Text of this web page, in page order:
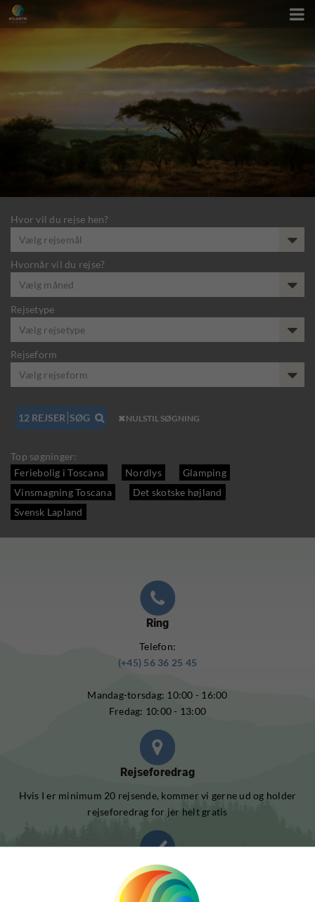

Hvor vil du rejse hen?
Vælg rejsemål
Hvornår vil du rejse?
Vælg måned
Rejsetype
Vælg rejsetype
Rejseform
Vælg rejseform
12 REJSER SØG   NULSTIL SØGNING
Top søgninger:
Feriebolig i Toscana
Nordlys
Glamping
Vinsmagning Toscana
Det skotske højland
Svensk Lapland
Ring
Telefon:
(+45) 56 36 25 45
Mandag-torsdag: 10:00 - 16:00
Fredag: 10:00 - 13:00
Rejseforedrag
Hvis I er minimum 20 rejsende, kommer vi gerne ud og holder
rejseforedrag for jer helt gratis
Skræddersy din rejse
Har du særlige præferencer, kan vi skræddersy en rejse efter